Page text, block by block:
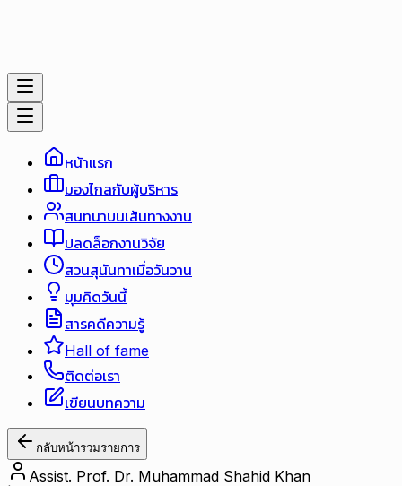
หน้าแรก
มองไกลกับผู้บริหาร
สนทนาบนเส้นทางงาน
ปลดล็อกงานวิจัย
สวนสุนันทาเมื่อวันวาน
มุมคิดวันนี้
สารคดีความรู้
Hall of fame
ติดต่อเรา
เขียนบทความ
กลับหน้ารวมรายการ
Assist. Prof. Dr. Muhammad Shahid Khan